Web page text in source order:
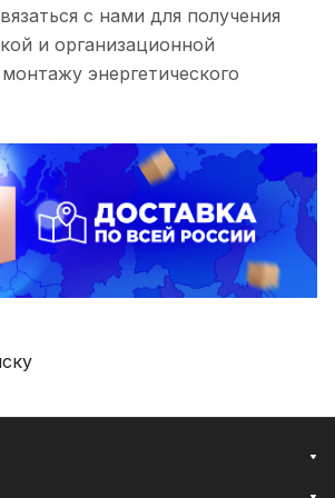
с нами для получения
и организационной
энергетического